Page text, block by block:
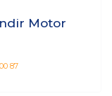
Motor
87